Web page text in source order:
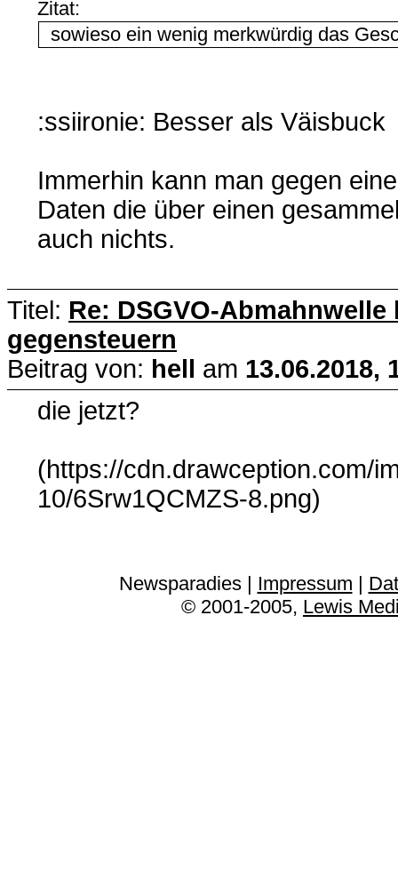
Zitat:
sowieso ein wenig merkwürdig das
:ssiironie: Besser als Väisbuck
Immerhin kann man gegen
Daten die über einen
auch nichts.
Titel: Re: DSGVO-
gegensteuern
Beitrag von: hell am 13.06.2018,
die jetzt?
(https://cdn.drawception.com/
10/6Srw1QCMZS-8.png)
Newsparadies | Impressum |
© 2001-2005, Lewis